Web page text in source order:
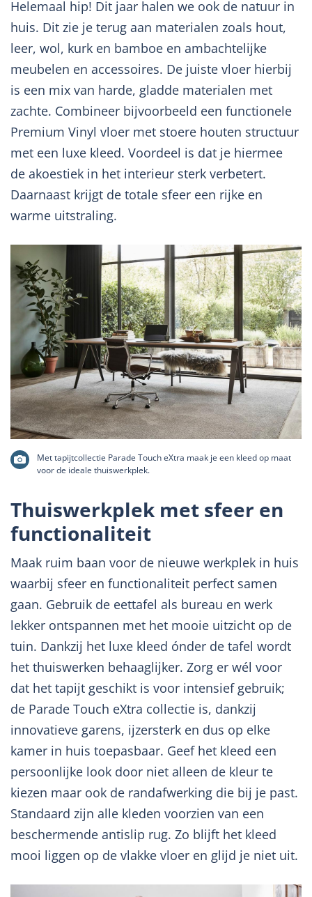
Helemaal hip! Dit jaar halen we ook de natuur in
huis. Dit zie je terug aan materialen zoals hout,
leer, wol, kurk en bamboe en ambachtelijke
meubelen en accessoires. De juiste vloer hierbij
is een mix van harde, gladde materialen met
zachte. Combineer bijvoorbeeld een functionele
Premium Vinyl vloer met stoere houten structuur
met een luxe kleed. Voordeel is dat je hiermee
de akoestiek in het interieur sterk verbetert.
Daarnaast krijgt de totale sfeer een rijke en
warme uitstraling.
Met tapijtcollectie Parade Touch eXtra maak je een kleed op maat
voor de ideale thuiswerkplek.
Thuiswerkplek met sfeer en
functionaliteit
Maak ruim baan voor de nieuwe werkplek in huis
waarbij sfeer en functionaliteit perfect samen
gaan. Gebruik de eettafel als bureau en werk
lekker ontspannen met het mooie uitzicht op de
tuin. Dankzij het luxe kleed ónder de tafel wordt
het thuiswerken behaaglijker. Zorg er wél voor
dat het tapijt geschikt is voor intensief gebruik;
de Parade Touch eXtra collectie is, dankzij
innovatieve garens, ijzersterk en dus op elke
kamer in huis toepasbaar. Geef het kleed een
persoonlijke look door niet alleen de kleur te
kiezen maar ook de randafwerking die bij je past.
Standaard zijn alle kleden voorzien van een
beschermende antislip rug. Zo blijft het kleed
mooi liggen op de vlakke vloer en glijd je niet uit.